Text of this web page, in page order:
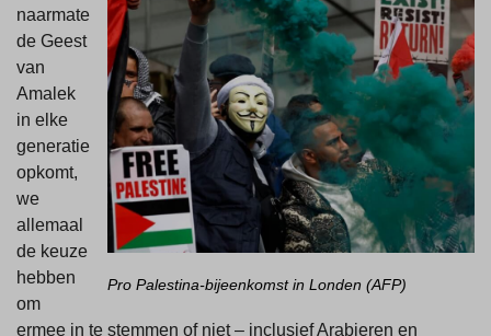
Pro Palestina-bijeenkomst in Londen (AFP)
naarmate
de Geest
van
Amalek
in elke
generatie
opkomt,
we
allemaal
de keuze
hebben
om
ermee in te stemmen of niet – inclusief Arabieren en